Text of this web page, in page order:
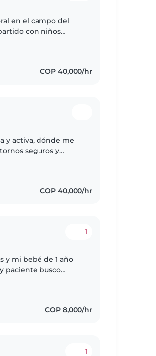
en el campo del
con niños
COP 40,000/hr
y activa, dónde me
seguros y
COP 40,000/hr
1
y mi bebé de 1 año
paciente busco
COP 8,000/hr
1